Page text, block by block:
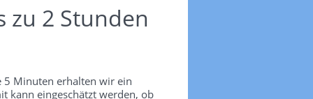
zu 2 Stunden
5 Minuten erhalten wir ein
kann eingeschätzt werden, ob